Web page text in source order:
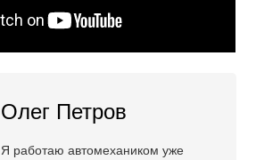
Олег Петров
Я работаю автомехаником уже